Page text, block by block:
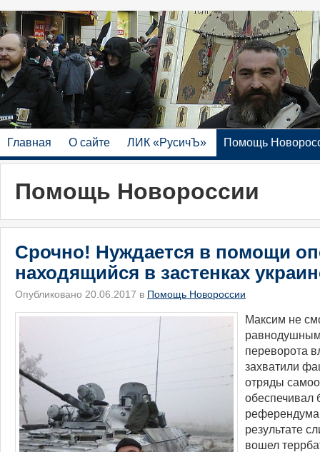
Главная О сайте ЛИК «РусичЪ» Помощь
Помощь Новороссии
Срочно! Нуждается в помощи
находящийся в застенках
Опубликовано 20.06.2017 в Помощь Новороссии
​Максим не
переворота
захватили
отряды
обеспечивал
результате
вошел